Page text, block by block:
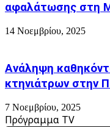
αφαλάτωσης στη
14 Νοεμβρίου, 2025
Ανάληψη
κτηνιάτρων στην
7 Νοεμβρίου, 2025
Πρόγραμμα TV